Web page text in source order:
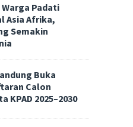
Warga Padati
Asia Afrika,
Semakin
Buka
Calon
KPAD 2025–2030